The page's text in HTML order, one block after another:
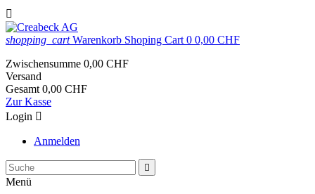

shopping_cart Warenkorb Shoping Cart 0 0,00 CHF
Zwischensumme 0,00 CHF
Versand
Gesamt 0,00 CHF
Zur Kasse
Login 
Anmelden

Menü